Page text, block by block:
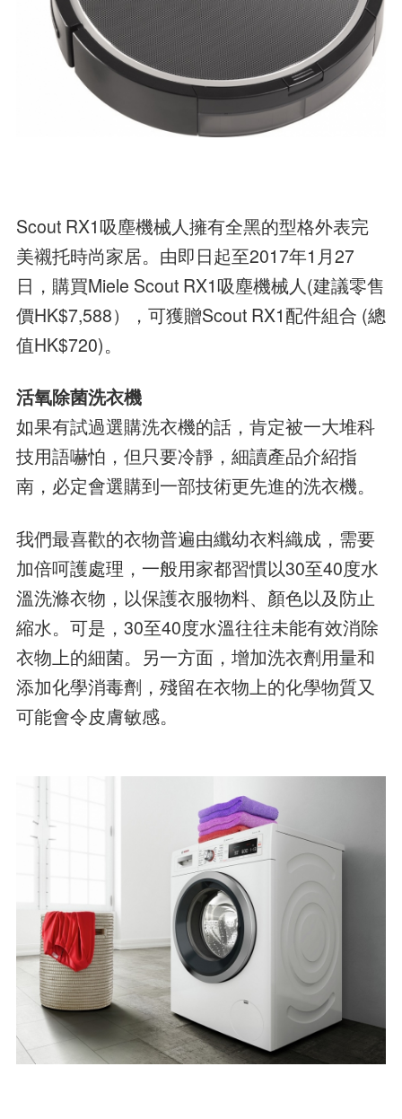
Scout RX1吸塵機械人擁有全黑的型格外表完
美襯托時尚家居。由即日起至2017年1月27
日，購買Miele Scout RX1吸塵機械人(建議零售
價HK$7,588），可獲贈Scout RX1配件組合 (總
值HK$720)。
活氧除菌洗衣機
如果有試過選購洗衣機的話，肯定被一大堆科
技用語嚇怕，但只要冷靜，細讀產品介紹指
南，必定會選購到一部技術更先進的洗衣機。
我們最喜歡的衣物普遍由纖幼衣料織成，需要
加倍呵護處理，一般用家都習慣以30至40度水
溫洗滌衣物，以保護衣服物料、顏色以及防止
縮水。可是，30至40度水溫往往未能有效消除
衣物上的細菌。另一方面，增加洗衣劑用量和
添加化學消毒劑，殘留在衣物上的化學物質又
可能會令皮膚敏感。